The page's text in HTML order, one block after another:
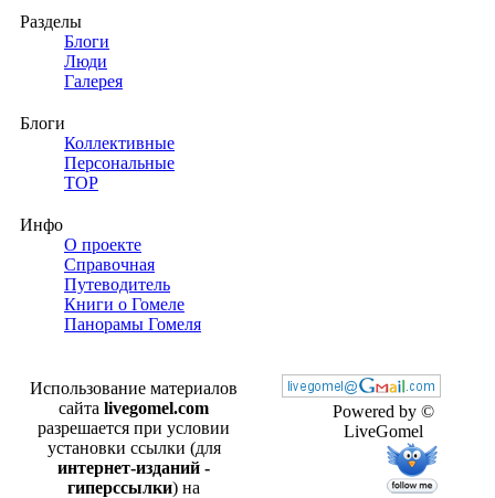
Разделы
Блоги
Люди
Галерея
Блоги
Коллективные
Персональные
TOP
Инфо
О проекте
Справочная
Путеводитель
Книги о Гомеле
Панорамы Гомеля
Powered by ©
LiveGomel
Использование материалов
сайта livegomel.com
разрешается при условии
установки ссылки (для
интернет-изданий -
гиперссылки) на